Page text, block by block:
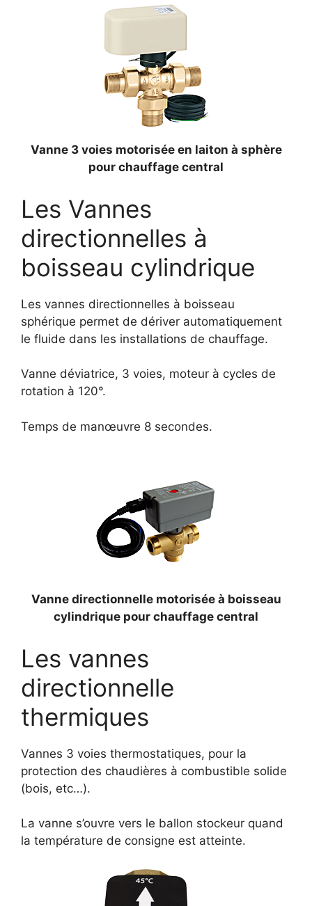
Vanne 3 voies motorisée en laiton à sphère
pour chauffage central
Les Vannes
directionnelles à
boisseau cylindrique
Les vannes directionnelles à boisseau
sphérique permet de dériver automatiquement
le fluide dans les installations de chauffage.
Vanne déviatrice, 3 voies, moteur à cycles de
rotation à 120°.
Temps de manœuvre 8 secondes.
Vanne directionnelle motorisée à boisseau
cylindrique pour chauffage central
Les vannes
directionnelle
thermiques
Vannes 3 voies thermostatiques, pour la
protection des chaudières à combustible solide
(bois, etc…).
La vanne s’ouvre vers le ballon stockeur quand
la température de consigne est atteinte.